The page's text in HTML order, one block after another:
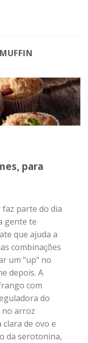
MUFFIN
para
parte do dia
gente te
que ajuda a
combinações
um "up" no
depois. A
com
do
arroz
de ovo e
da serotonina,